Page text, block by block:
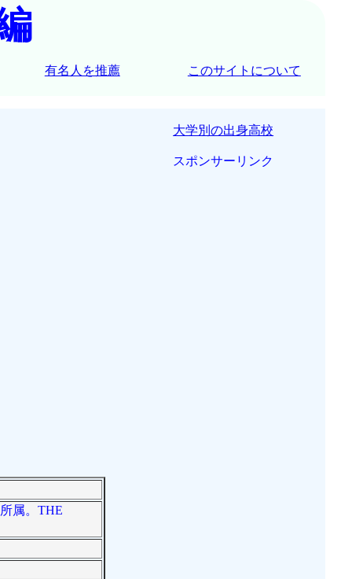
有名人を推薦 このサイトについて
属。THE
大学別の出身高校
スポンサーリンク